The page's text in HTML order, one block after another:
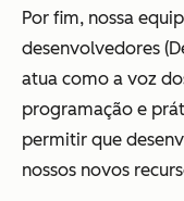
Por fim, nossa
desenvolvedores
atua como a voz
programação e
permitir que
nossos novos